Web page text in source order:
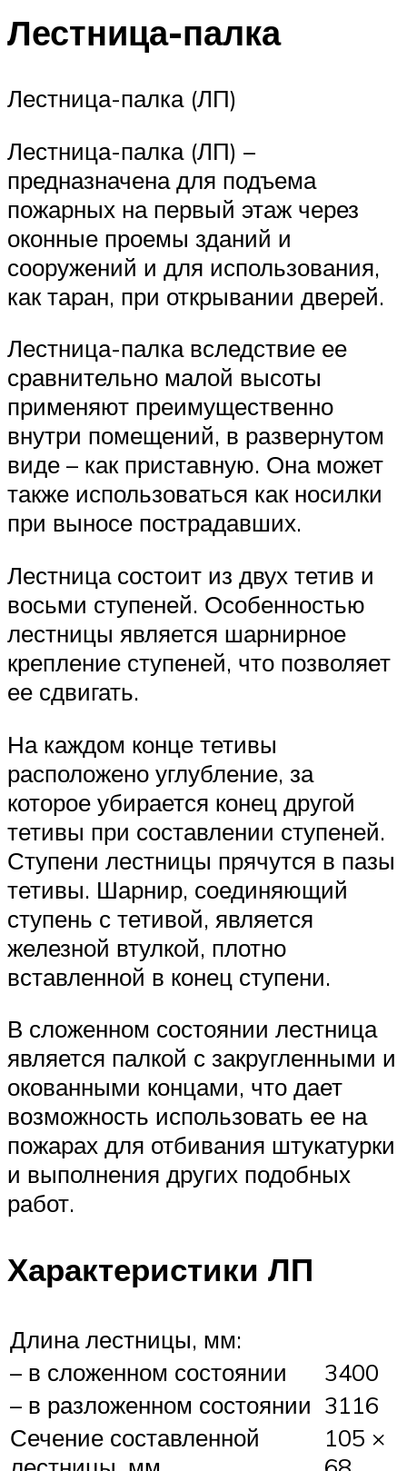
Лестница-палка
Лестница-палка (ЛП)
Лестница-палка (ЛП) –
предназначена для подъема
пожарных на первый этаж через
оконные проемы зданий и
сооружений и для использования,
как таран, при открывании дверей.
Лестница-палка вследствие ее
сравнительно малой высоты
применяют преимущественно
внутри помещений, в развернутом
виде – как приставную. Она может
также использоваться как носилки
при выносе пострадавших.
Лестница состоит из двух тетив и
восьми ступеней. Особенностью
лестницы является шарнирное
крепление ступеней, что позволяет
ее сдвигать.
На каждом конце тетивы
расположено углубление, за
которое убирается конец другой
тетивы при составлении ступеней.
Ступени лестницы прячутся в пазы
тетивы. Шарнир, соединяющий
ступень с тетивой, является
железной втулкой, плотно
вставленной в конец ступени.
В сложенном состоянии лестница
является палкой с закругленными и
окованными концами, что дает
возможность использовать ее на
пожарах для отбивания штукатурки
и выполнения других подобных
работ.
Характеристики ЛП
Длина лестницы, мм:
– в сложенном состоянии
3400
– в разложенном состоянии 3116
Сечение составленной
105 ×